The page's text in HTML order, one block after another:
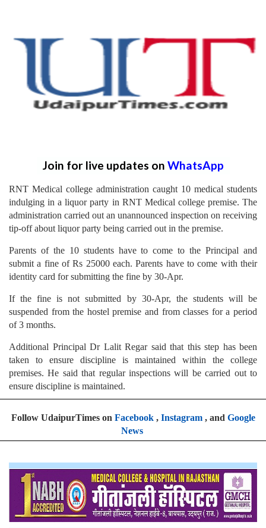
Join for live updates on WhatsApp
RNT Medical college administration caught 10 medical students
indulging in a liquor party in RNT Medical college premise. The
administration carried out an unannounced inspection on receiving
tip-off about liquor party being carried out in the premise.
Parents of the 10 students have to come to the Principal and
submit a fine of Rs 25000 each. Parents have to come with their
identity card for submitting the fine by 30-Apr.
If the fine is not submitted by 30-Apr, the students will be
suspended from the hostel premise and from classes for a period
of 3 months.
Additional Principal Dr Lalit Regar said that this step has been
taken to ensure discipline is maintained within the college
premises. He said that regular inspections will be carried out to
ensure discipline is maintained.
Follow UdaipurTimes on Facebook, Instagram, and Google
News